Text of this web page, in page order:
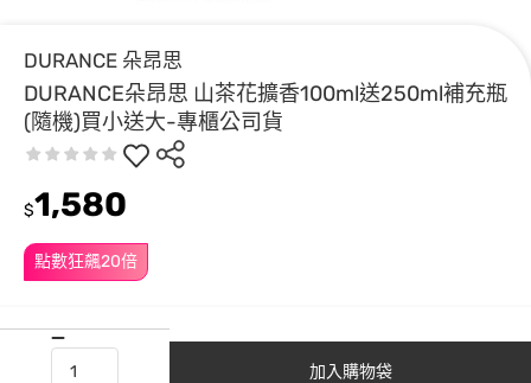
DURANCE 朵昂思
DURANCE朵昂思 山茶花擴香100ml送250ml補充瓶
(隨機)買小送大-專櫃公司貨
點數狂飆20倍
$1,580
加入購物袋